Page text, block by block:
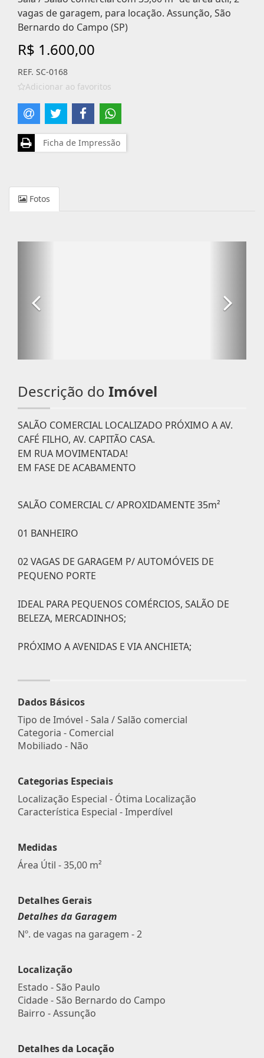
vagas de garagem, para locação. Assunção, São
Bernardo do Campo (SP)
R$ 1.600,00
REF. SC-0168
Adicionar ao favoritos
Ficha de Impressão
Fotos
Descrição do Imóvel
SALÃO COMERCIAL LOCALIZADO PRÓXIMO A AV.
CAFÉ FILHO, AV. CAPITÃO CASA.
EM RUA MOVIMENTADA!
EM FASE DE ACABAMENTO
SALÃO COMERCIAL C/ APROXIDAMENTE 35m²
01 BANHEIRO
02 VAGAS DE GARAGEM P/ AUTOMÓVEIS DE
PEQUENO PORTE
IDEAL PARA PEQUENOS COMÉRCIOS, SALÃO DE
BELEZA, MERCADINHOS;
PRÓXIMO A AVENIDAS E VIA ANCHIETA;
Dados Básicos
Tipo de Imóvel - Sala / Salão comercial
Categoria - Comercial
Mobiliado - Não
Categorias Especiais
Localização Especial - Ótima Localização
Característica Especial - Imperdível
Medidas
Área Útil - 35,00 m²
Detalhes Gerais
Detalhes da Garagem
Nº. de vagas na garagem - 2
Localização
Estado -São Paulo
Cidade -São Bernardo do Campo
Bairro -Assunção
Detalhes da Locação